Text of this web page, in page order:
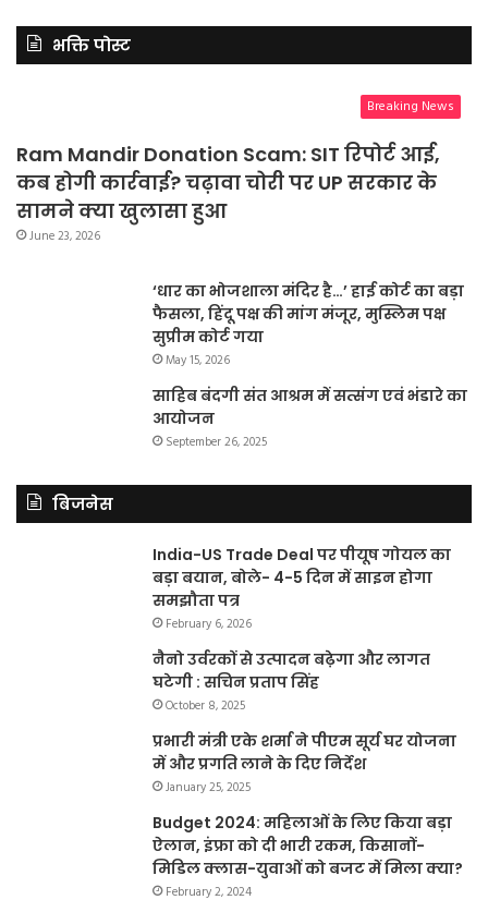
भक्ति पोस्ट
Breaking News
Ram Mandir Donation Scam: SIT रिपोर्ट आई,
कब होगी कार्रवाई? चढ़ावा चोरी पर UP सरकार के
सामने क्या खुलासा हुआ
June 23, 2026
‘धार का भोजशाला मंदिर है…’ हाई कोर्ट का बड़ा
फैसला, हिंदू पक्ष की मांग मंजूर, मुस्लिम पक्ष
सुप्रीम कोर्ट गया
May 15, 2026
साहिब बंदगी संत आश्रम में सत्संग एवं भंडारे का
आयोजन
September 26, 2025
बिजनेस
India-US Trade Deal पर पीयूष गोयल का
बड़ा बयान, बोले- 4-5 दिन में साइन होगा
समझौता पत्र
February 6, 2026
नैनो उर्वरकों से उत्पादन बढ़ेगा और लागत
घटेगी : सचिन प्रताप सिंह
October 8, 2025
प्रभारी मंत्री एके शर्मा ने पीएम सूर्य घर योजना
में और प्रगति लाने के दिए निर्देश
January 25, 2025
Budget 2024: महिलाओं के लिए किया बड़ा
ऐलान, इंफ्रा को दी भारी रकम, किसानों-
मिडिल क्लास-युवाओं को बजट में मिला क्या?
February 2, 2024